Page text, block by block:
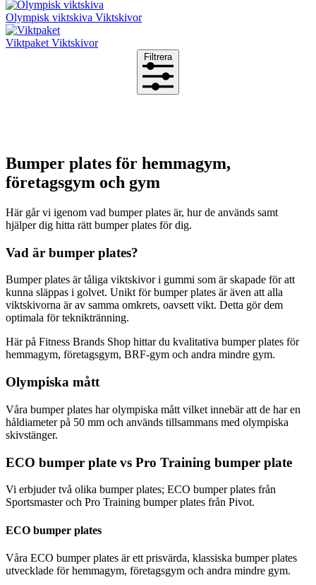
Olympisk viktskiva Viktskivor
Viktpaket Viktskivor
Filtrera
Bumper plates för hemmagym,
företagsgym och gym
Här går vi igenom vad bumper plates är, hur de används samt
hjälper dig hitta rätt bumper plates för dig.
Vad är bumper plates?
Bumper plates är tåliga viktskivor i gummi som är skapade för att
kunna släppas i golvet. Unikt för bumper plates är även att alla
viktskivorna är av samma omkrets, oavsett vikt. Detta gör dem
optimala för tekniktränning.
Här på Fitness Brands Shop hittar du kvalitativa bumper plates för
hemmagym, företagsgym, BRF-gym och andra mindre gym.
Olympiska mått
Våra bumper plates har olympiska mått vilket innebär att de har en
håldiameter på 50 mm och används tillsammans med olympiska
skivstänger.
ECO bumper plate vs Pro Training bumper plate
Vi erbjuder två olika bumper plates; ECO bumper plates från
Sportsmaster och Pro Training bumper plates från Pivot.
ECO bumper plates
Våra ECO bumper plates är ett prisvärda, klassiska bumper plates
utvecklade för hemmagym, företagsgym och andra mindre gym.